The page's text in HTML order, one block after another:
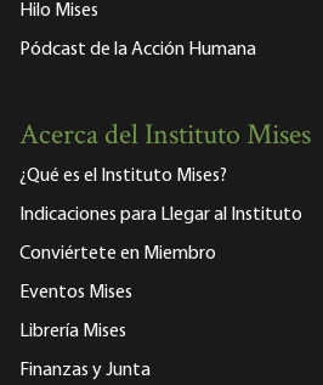
Hilo Mises
Pódcast de la Acción Humana
Acerca del Instituto Mises
¿Qué es el Instituto Mises?
Indicaciones para Llegar al Instituto
Conviértete en Miembro
Eventos Mises
Librería Mises
Finanzas y Junta